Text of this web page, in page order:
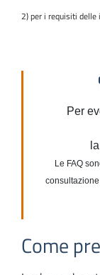
2) per i requisiti delle
Per
la
Le FAQ
Come